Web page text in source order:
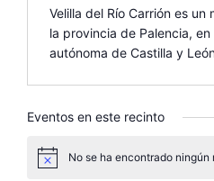
c
c
i
n
b
s
i
Velilla del Río Carrión es un
la provincia de Palencia,
autónoma de Castilla y
Eventos en este recinto
No se ha encontrado ningún